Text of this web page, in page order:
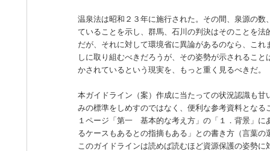
温泉法は昭和２３年に施行された。その間、泉源の
ていることを示し、群馬、石川の判決はそのことを
だが、それに対して環境省に異論があるのなら、こ
しに取り組むべきだろうが、その姿勢が示されるこ
かされているという現実を、もっと重く見るべきだ。
本ガイドライン（案）作成に当たっての状況認識も
みの標準をしめすのではなく、便利な参考資料とな
１ページ「第一 基本的な考え方」の「１．背景」に
るケースもあるとの指摘もある」との書き方（言葉
このガイドラインは読めば読むほど資源保護の姿勢